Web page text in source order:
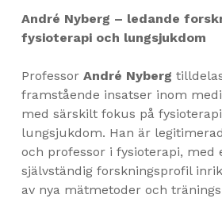
André Nyberg – ledande
fysioterapi och lungsjukdom
Professor André Nyberg
framstående insatser inom
med särskilt fokus på
lungsjukdom. Han är
och professor i fysioterapi, med
självständig forskningsprofil
av nya mätmetoder och